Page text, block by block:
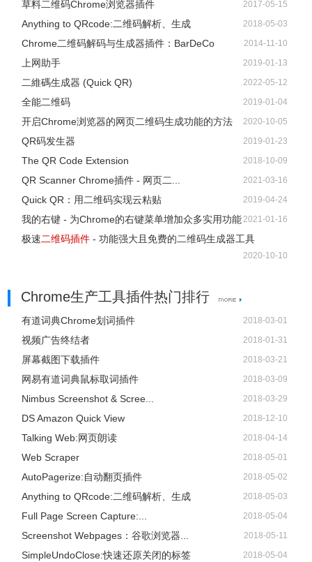
草料二维码Chrome浏览器插件 2017-05-15
Anything to QRcode:二维码解析、生成 2018-05-03
Chrome二维码解码与生成器插件：BarDeCo 2014-11-10
上网助手 2019-01-13
二維碼生成器 (Quick QR) 2022-05-12
全能二维码 2019-01-04
开启Chrome浏览器的网页二维码生成功能的方法 2020-10-05
QR码发生器 2019-01-23
The QR Code Extension 2018-10-09
QR Scanner Chrome插件 - 网页二... 2021-03-16
Quick QR：用二维码实现云粘贴 2019-04-24
我的右键 - 为Chrome的右键菜单增加众多实用功能2021-01-16
极速二维码插件 - 功能强大且免费的二维码生成器工具
2020-10-10
Chrome生产工具插件热门排行
有道词典Chrome划词插件 2018-03-01
视频广告终结者 2018-01-31
屏幕截图下载插件 2018-03-21
网易有道词典鼠标取词插件 2018-03-09
Nimbus Screenshot & Scree... 2018-03-29
DS Amazon Quick View 2018-12-10
Talking Web:网页朗读 2018-04-14
Web Scraper 2018-05-01
AutoPagerize:自动翻页插件 2018-05-02
Anything to QRcode:二维码解析、生成 2018-05-03
Full Page Screen Capture:... 2018-05-04
Screenshot Webpages：谷歌浏览器... 2018-05-11
SimpleUndoClose:快速还原关闭的标签 2018-05-04